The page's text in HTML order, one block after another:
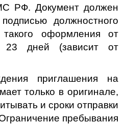
РФ. Документ должен
должностного
оформления от
дней (зависит от
приглашения на
только в оригинале,
и сроки отправки
пребывания